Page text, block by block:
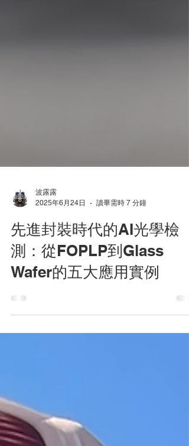
波露露
2025年6月24日
讀畢需時 7 分鐘
先進封裝時代的AI光學檢
測：從FOPLP到Glass
Wafer的五大應用實例